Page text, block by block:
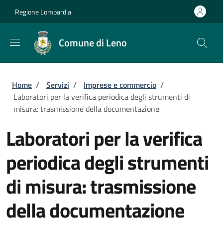
Regione Lombardia
Comune di Leno
Briciole di pane
Home / Servizi / Imprese e commercio /
Laboratori per la verifica periodica degli strumenti di
misura: trasmissione della documentazione
Laboratori per la verifica
periodica degli strumenti
di misura: trasmissione
della documentazione